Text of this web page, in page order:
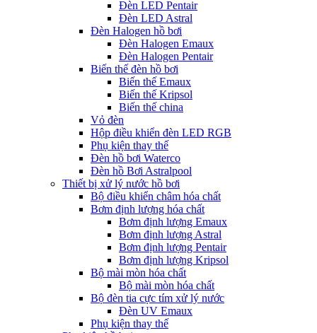
Đèn LED Pentair
Đèn LED Astral
Đèn Halogen hồ bơi
Đèn Halogen Emaux
Đèn Halogen Pentair
Biến thế đèn hồ bơi
Biến thế Emaux
Biến thế Kripsol
Biến thế china
Vỏ đèn
Hộp điều khiển đèn LED RGB
Phụ kiện thay thế
Đèn hồ bơi Waterco
Đèn hồ Bơi Astralpool
Thiết bị xử lý nước hồ bơi
Bộ điều khiển châm hóa chất
Bơm định lượng hóa chất
Bơm định lượng Emaux
Bơm định lượng Astral
Bơm định lượng Pentair
Bơm định lượng Kripsol
Bộ mài mòn hóa chất
Bộ mài mòn hóa chất
Bộ đèn tia cực tím xử lý nước
Đèn UV Emaux
Phụ kiện thay thế